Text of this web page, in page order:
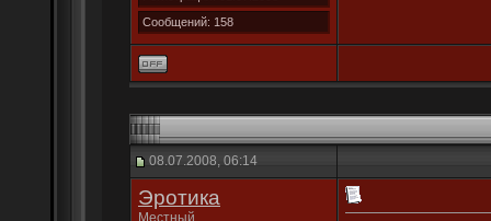
Сообщений: 158
08.07.2008, 06:14
Эротика
Местный